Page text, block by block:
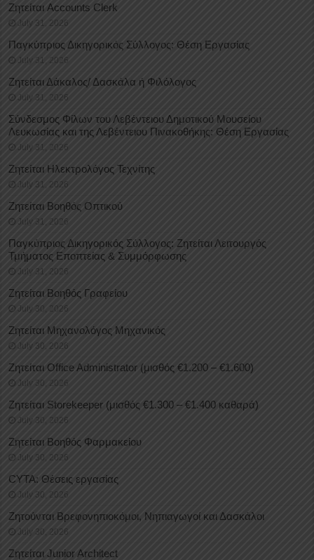
Ζητείται Accounts Clerk
July 31, 2026
Παγκύπριος Δικηγορικός Σύλλογος: Θέση Εργασίας
July 31, 2026
Ζητείται Δάκαλος/ Δασκάλα ή Φιλόλογος
July 31, 2026
Σύνδεσμος Φίλων του Λεβέντειου Δημοτικού Μουσείου
Λευκωσίας και της Λεβέντειου Πινακοθήκης: Θέση Εργασίας
July 31, 2026
Ζητείται Ηλεκτρολόγος Τεχνίτης
July 31, 2026
Ζητείται Βοηθός Οπτικού
July 31, 2026
Παγκύπριος Δικηγορικός Σύλλογος: Ζητείται Λειτουργός
Τμήματος Εποπτείας & Συμμόρφωσης
July 31, 2026
Ζητείται Βοηθός Γραφείου
July 30, 2026
Ζητείται Μηχανολόγος Μηχανικός
July 30, 2026
Ζητείται Office Administrator (μισθός €1.200 – €1.600)
July 30, 2026
Ζητείται Storekeeper (μισθός €1.300 – €1.400 καθαρά)
July 30, 2026
Ζητείται Βοηθός Φαρμακείου
July 30, 2026
CYTA: Θέσεις εργασίας
July 30, 2026
Ζητούνται Βρεφονηπιοκόμοι, Νηπιαγωγοί και Δασκάλοι
July 30, 2026
Ζητείται Junior Architect